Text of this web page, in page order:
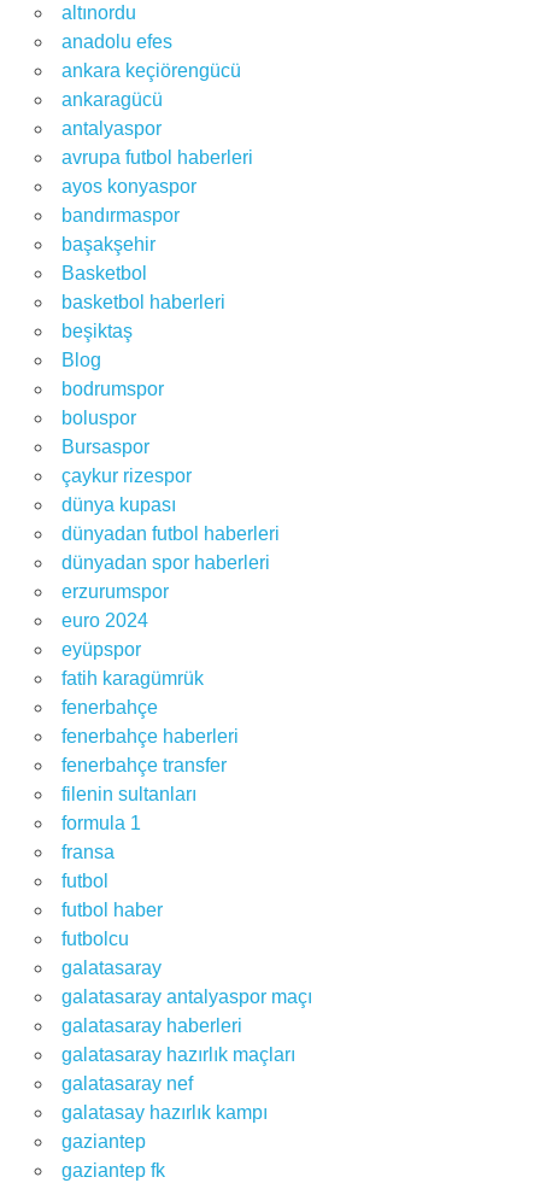
altınordu
anadolu efes
ankara keçiörengücü
ankaragücü
antalyaspor
avrupa futbol haberleri
ayos konyaspor
bandırmaspor
başakşehir
Basketbol
basketbol haberleri
beşiktaş
Blog
bodrumspor
boluspor
Bursaspor
çaykur rizespor
dünya kupası
dünyadan futbol haberleri
dünyadan spor haberleri
erzurumspor
euro 2024
eyüpspor
fatih karagümrük
fenerbahçe
fenerbahçe haberleri
fenerbahçe transfer
filenin sultanları
formula 1
fransa
futbol
futbol haber
futbolcu
galatasaray
galatasaray antalyaspor maçı
galatasaray haberleri
galatasaray hazırlık maçları
galatasaray nef
galatasay hazırlık kampı
gaziantep
gaziantep fk